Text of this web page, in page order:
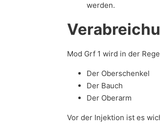
werden.
Mod Grf 1 wird in der
Der Oberschenkel
Der Bauch
Der Oberarm
Vor der Injektion ist es